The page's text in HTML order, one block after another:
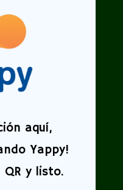
aquí,
Yappy!
QR y listo.